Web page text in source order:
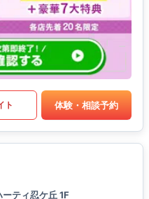
ト 体験・相談予約
ティ忍ケ丘 1F